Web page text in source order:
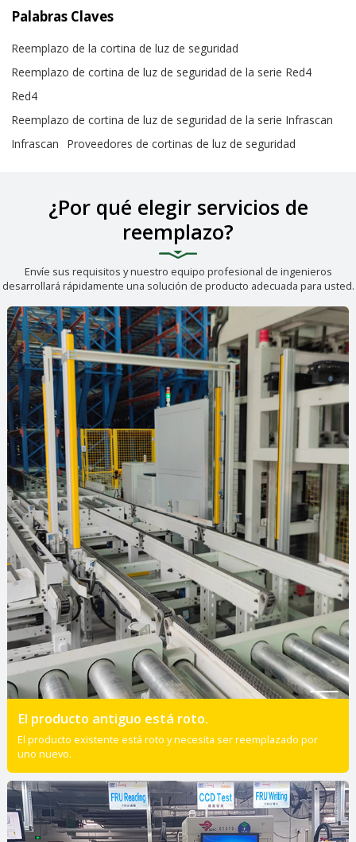
Palabras Claves
Reemplazo de la cortina de luz de seguridad
Reemplazo de cortina de luz de seguridad de la serie Red4
Red4
Reemplazo de cortina de luz de seguridad de la serie Infrascan
Infrascan
Proveedores de cortinas de luz de seguridad
¿Por qué elegir servicios de
reemplazo?
Envíe sus requisitos y nuestro equipo profesional de ingenieros
desarrollará rápidamente una solución de producto adecuada para usted.
El producto antiguo está roto.
El producto existente está roto y necesita ser reemplazado por
uno nuevo.